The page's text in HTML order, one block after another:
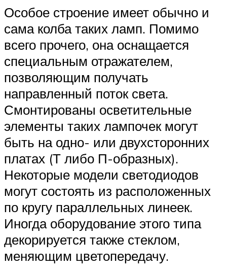
Особое строение имеет обычно и
сама колба таких ламп. Помимо
всего прочего, она оснащается
специальным отражателем,
позволяющим получать
направленный поток света.
Смонтированы осветительные
элементы таких лампочек могут
быть на одно- или двухсторонних
платах (Т либо П-образных).
Некоторые модели светодиодов
могут состоять из расположенных
по кругу параллельных линеек.
Иногда оборудование этого типа
декорируется также стеклом,
меняющим цветопередачу.